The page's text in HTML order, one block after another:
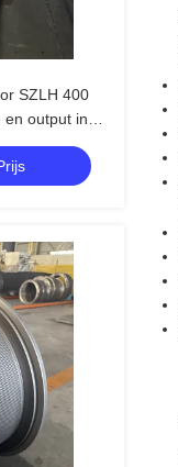
SZLH 400
en output in